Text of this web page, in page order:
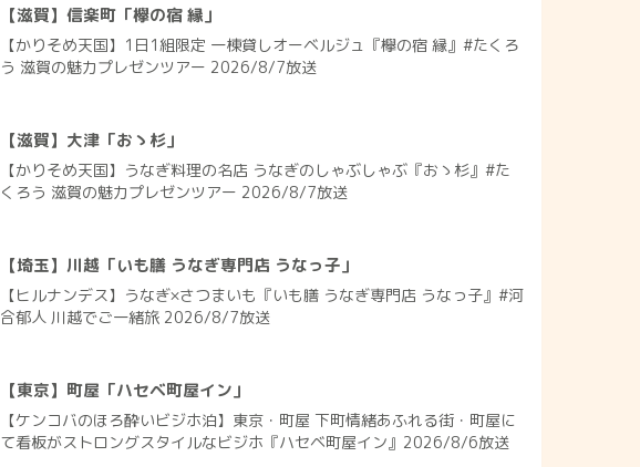
【滋賀】信楽町「欅の宿 縁」
【かりそめ天国】1日1組限定 一棟貸しオーベルジュ『欅の宿 縁』#たくろ
う 滋賀の魅力プレゼンツアー 2026/8/7放送
【滋賀】大津「おゝ杉」
【かりそめ天国】うなぎ料理の名店 うなぎのしゃぶしゃぶ『おゝ杉』#た
くろう 滋賀の魅力プレゼンツアー 2026/8/7放送
【埼玉】川越「いも膳 うなぎ専門店 うなっ子」
【ヒルナンデス】うなぎ×さつまいも『いも膳 うなぎ専門店 うなっ子』#河
合郁人 川越でご一緒旅 2026/8/7放送
【東京】町屋「ハセベ町屋イン」
【ケンコバのほろ酔いビジホ泊】東京・町屋 下町情緒あふれる街・町屋に
て看板がストロングスタイルなビジホ『ハセベ町屋イン』2026/8/6放送